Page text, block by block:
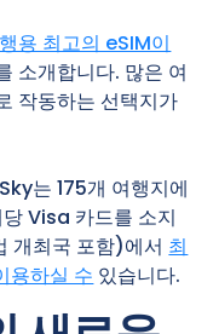
용 최고의 eSIM이
소개합니다. 많은 여
작동하는 선택지가
는 175개 여행지에
Visa 카드를 소지
개최국 포함)에서 최
용하실 수 있습니다.